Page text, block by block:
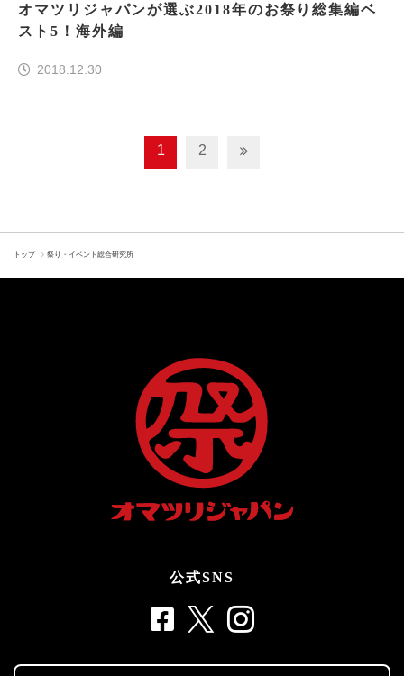
オマツリジャパンが選ぶ2018年のお祭り総集編ベ
スト5！海外編
2018.12.30
1 2
トップ 祭り・イベント総合研究所
公式SNS